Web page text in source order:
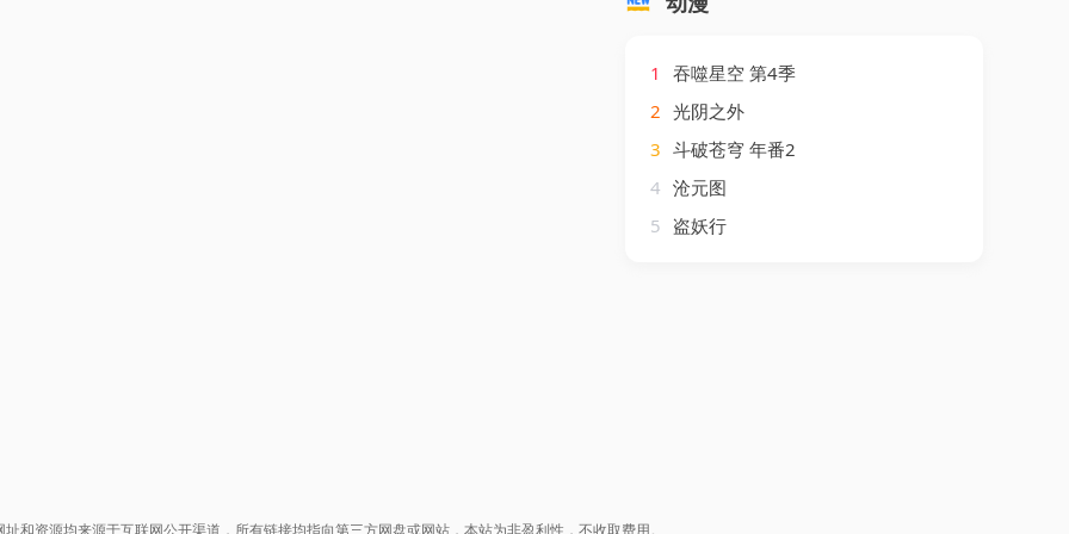
1
吞噬星空 第4季
2 光阴之外
3 斗破苍穹 年番2
4 沧元图
5 盗妖行
和资源均来源于互联网公开渠道，所有链接均指向第三方网盘或网站，本站为非盈利性，不收取费用。